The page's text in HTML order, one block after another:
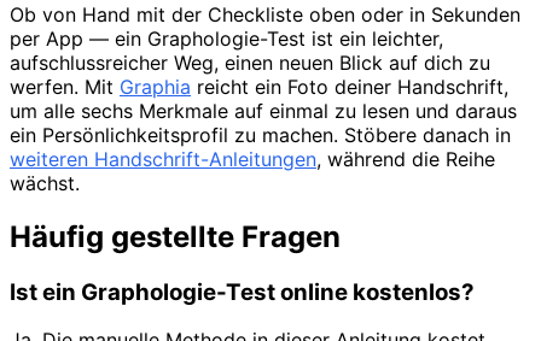
Ob von Hand mit der Checkliste oben oder in Sekunden
per App — ein Graphologie-Test ist ein leichter,
aufschlussreicher Weg, einen neuen Blick auf dich zu
werfen. Mit Graphia reicht ein Foto deiner Handschrift,
um alle sechs Merkmale auf einmal zu lesen und daraus
ein Persönlichkeitsprofil zu machen. Stöbere danach in
weiteren Handschrift-Anleitungen, während die Reihe
wächst.
Häufig gestellte Fragen
Ist ein Graphologie-Test online kostenlos?